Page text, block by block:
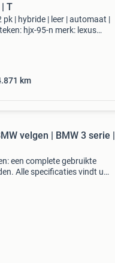
T
pk | hybride | leer | automaat |
hjx-95-n merk: lexus
km
velgen | BMW 3 serie |
een complete gebruikte
Alle specificaties vindt u